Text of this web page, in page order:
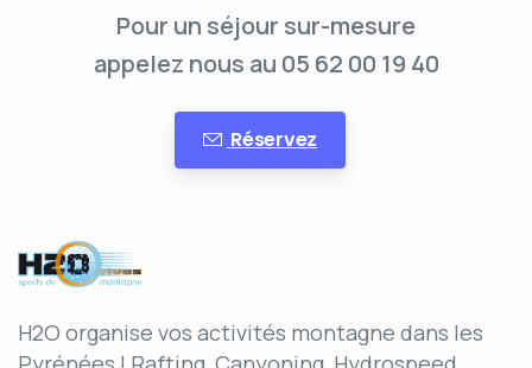
Pour un séjour sur-mesure
appelez nous au 05 62 00 19 40
Réservez
H2O organise vos activités montagne dans les